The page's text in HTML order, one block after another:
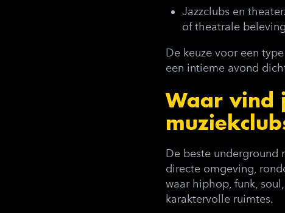
Jazzclubs en
of theatrale
De keuze voor een
een intieme avond
Waar vind
De beste underground
directe omgeving,
waar hiphop, funk,
karaktervolle ruimtes.